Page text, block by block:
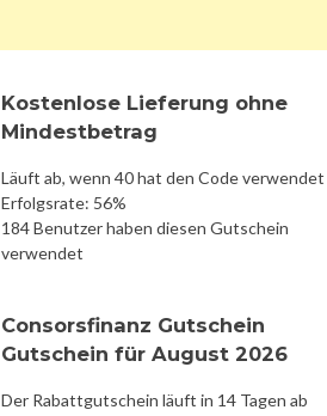
Kostenlose Lieferung ohne
Mindestbetrag
Läuft ab, wenn 40 hat den Code verwendet
Erfolgsrate: 56%
184 Benutzer haben diesen Gutschein
verwendet
Consorsfinanz Gutschein
Gutschein für August 2026
Der Rabattgutschein läuft in 14 Tagen ab